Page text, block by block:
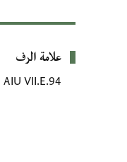
بيانات التعريف
علامة الرف
AIU VII.E.94